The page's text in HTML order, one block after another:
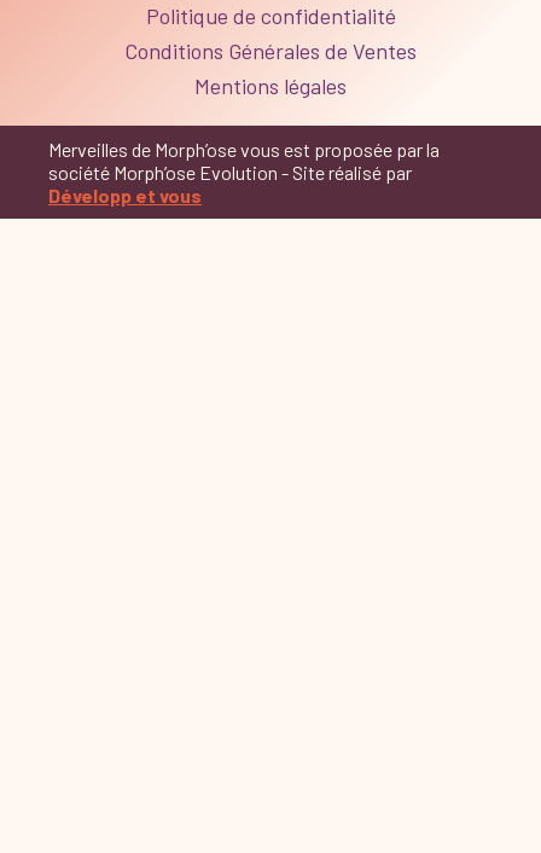
Politique de confidentialité
Conditions Générales de Ventes
Mentions légales
Merveilles de Morph’ose vous est proposée par la
société Morph’ose Evolution - Site réalisé par
Développ et vous